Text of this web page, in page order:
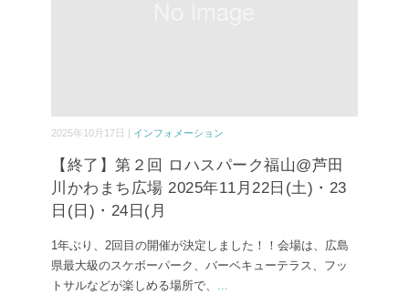
2025年10月17日 | インフォメーション
【終了】第２回 ロハスパーク福山@芦田
川かわまち広場 2025年11月22日(土)・23
日(日)・24日(月
1年ぶり、2回目の開催が決定しました！！会場は、広島
県最大級のスケボーパーク、バーベキューテラス、フッ
トサルなどが楽しめる場所で、 ...